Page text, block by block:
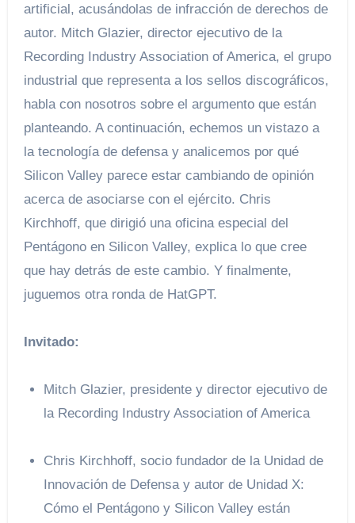
artificial, acusándolas de infracción de derechos de
autor. Mitch Glazier, director ejecutivo de la
Recording Industry Association of America, el grupo
industrial que representa a los sellos discográficos,
habla con nosotros sobre el argumento que están
planteando. A continuación, echemos un vistazo a
la tecnología de defensa y analicemos por qué
Silicon Valley parece estar cambiando de opinión
acerca de asociarse con el ejército. Chris
Kirchhoff, que dirigió una oficina especial del
Pentágono en Silicon Valley, explica lo que cree
que hay detrás de este cambio. Y finalmente,
juguemos otra ronda de HatGPT.
Invitado:
Mitch Glazier, presidente y director ejecutivo de
la Recording Industry Association of America
Chris Kirchhoff, socio fundador de la Unidad de
Innovación de Defensa y autor de Unidad X:
Cómo el Pentágono y Silicon Valley están